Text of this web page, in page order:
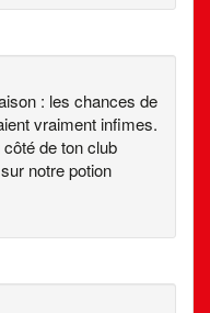
: les chances de
vraiment infimes.
de ton club
notre potion